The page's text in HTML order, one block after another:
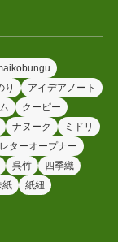
り
アイデアノート
クーピー
ナヌーク
ミドリ
レターオープナー
呉竹
四季織
紙
紙紐